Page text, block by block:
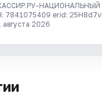
erid:
августа 2026